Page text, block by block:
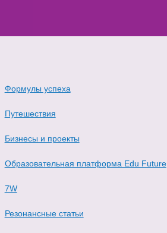
Формулы успеха
Путешествия
Бизнесы и проекты
Образовательная платформа Edu Future
7W
Резонансные статьи